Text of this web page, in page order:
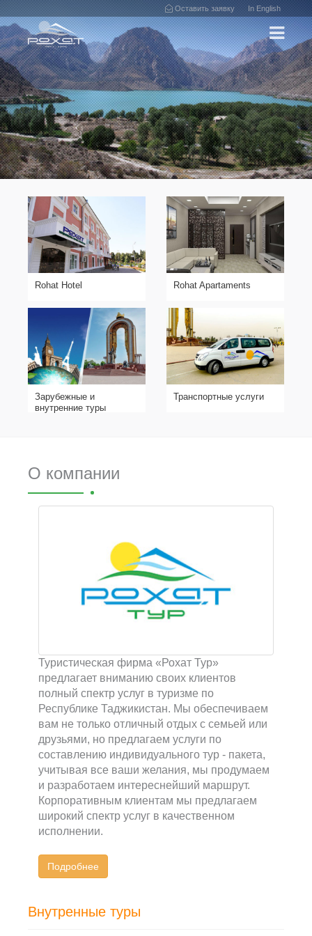
Оставить заявку In English
Rohat Hotel Rohat Apartaments
Зарубежные и
внутренние туры
Транспортные услуги
О компании
Туристическая фирма «Рохат Тур»
предлагает вниманию своих клиентов
полный спектр услуг в туризме по
Республике Таджикистан. Мы обеспечиваем
вам не только отличный отдых с семьей или
друзьями, но предлагаем услуги по
составлению индивидуального тур - пакета,
учитывая все ваши желания, мы продумаем
и разработаем интереснейший маршрут.
Корпоративным клиентам мы предлагаем
широкий спектр услуг в качественном
исполнении.
Подробнее
Внутренные туры